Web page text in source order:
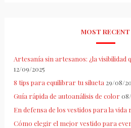
MOST RECENT
Artesanía sin artesanos: ¿la visibilidad
12/09/2025
8 tips para equilibrar tu silueta 29/08/
Guía rápida de autoanálisis de color
En defensa de los vestidos para la vida
Cómo elegir el mejor vestido para